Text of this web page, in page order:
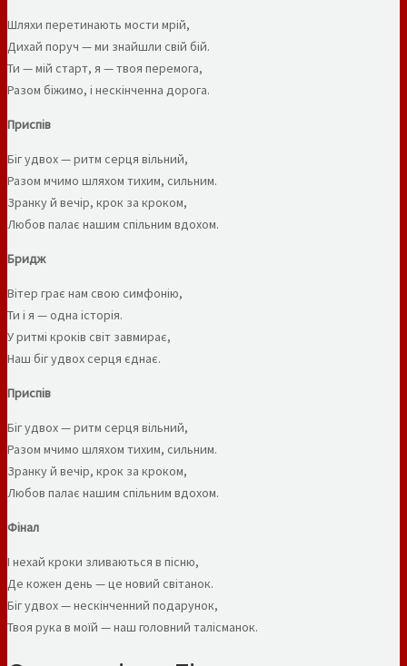
Шляхи перетинають мости мрій,
Дихай поруч — ми знайшли свій бій.
Ти — мій старт, я — твоя перемога,
Разом біжимо, і нескінченна дорога.
Приспів
Біг удвох — ритм серця вільний,
Разом мчимо шляхом тихим, сильним.
Зранку й вечір, крок за кроком,
Любов палає нашим спільним вдохом.
Бридж
Вітер грає нам свою симфонію,
Ти і я — одна історія.
У ритмі кроків світ завмирає,
Наш біг удвох серця єднає.
Приспів
Біг удвох — ритм серця вільний,
Разом мчимо шляхом тихим, сильним.
Зранку й вечір, крок за кроком,
Любов палає нашим спільним вдохом.
Фінал
І нехай кроки зливаються в пісню,
Де кожен день — це новий світанок.
Біг удвох — нескінченний подарунок,
Твоя рука в моїй — наш головний талісманок.